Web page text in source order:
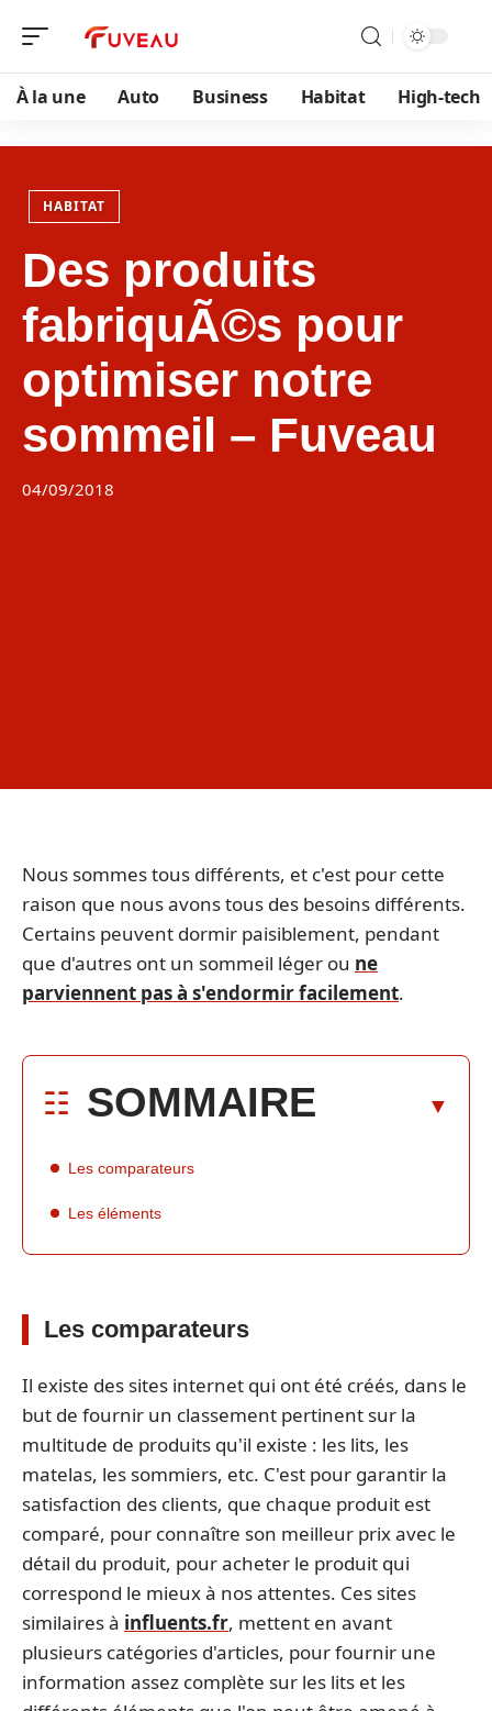
À la une Auto Business Habitat High-tech
HABITAT
Des produits
fabriquÃ©s pour
optimiser notre
sommeil – Fuveau
04/09/2018
Nous sommes tous différents, et c'est pour cette
raison que nous avons tous des besoins différents.
Certains peuvent dormir paisiblement, pendant
que d'autres ont un sommeil léger ou ne
parviennent pas à s'endormir facilement.
SOMMAIRE
Les comparateurs
Les éléments
Les comparateurs
Il existe des sites internet qui ont été créés, dans le
but de fournir un classement pertinent sur la
multitude de produits qu'il existe : les lits, les
matelas, les sommiers, etc. C'est pour garantir la
satisfaction des clients, que chaque produit est
comparé, pour connaître son meilleur prix avec le
détail du produit, pour acheter le produit qui
correspond le mieux à nos attentes. Ces sites
similaires à influents.fr, mettent en avant
plusieurs catégories d'articles, pour fournir une
information assez complète sur les lits et les